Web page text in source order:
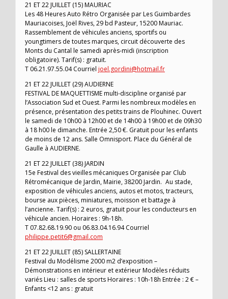
21 ET 22 JUILLET (15) MAURIAC
Les 48 Heures Auto Rétro Organisée par Les Guimbardes
Mauriacoises, Joël Rives, 29 bd Pasteur, 15200 Mauriac.
Rassemblement de véhicules anciens, sportifs ou
youngtimers de toutes marques, circuit découverte des
Monts du Cantal le samedi après-midi (inscription
obligatoire). Tarif(s) : gratuit.
T 06.21.97.55.04 Courriel joel.gordini@hotmail.fr
21 ET 22 JUILLET (29) AUDIERNE
FESTIVAL DE MAQUETTISME multi-discipline organisé par
l’Association Sud et Ouest. Parmi les nombreux modèles en
présence, présentation des petits trains de Plouhinec. Ouvert
le samedi de 10h00 à 12h00 et de 14h00 à 19h00 et de 09h30
à 18 h00 le dimanche. Entrée 2,50 €. Gratuit pour les enfants
de moins de 12 ans. Salle Omnisport. Place du Général de
Gaulle à AUDIERNE.
21 ET 22 JUILLET (38) JARDIN
15e Festival des vieilles mécaniques Organisée par Club
Rétromécanique de Jardin, Mairie, 38200 Jardin. Au stade,
exposition de véhicules anciens, autos et motos, tracteurs,
bourse aux pièces, miniatures, moisson et battage à
l’ancienne. Tarif(s) : 2 euros, gratuit pour les conducteurs en
véhicule ancien. Horaires : 9h-18h.
T 07.82.68.19.90 ou 06.83.04.16.94 Courriel
philippe.petit6@gmail.com
21 ET 22 JUILLET (85) SALLERTAINE
Festival du Modélisme 2000 m2 d’exposition –
Démonstrations en intérieur et extérieur Modèles réduits
variés Lieu : salles de sports Horaires : 10h-18h Entrée : 2 € –
Enfants <12 ans : gratuit